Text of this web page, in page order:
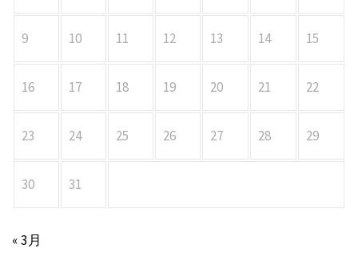
9 10 11 12 13 14 15
16 17 18 19 20 21 22
23 24 25 26 27 28 29
30 31
« 3月